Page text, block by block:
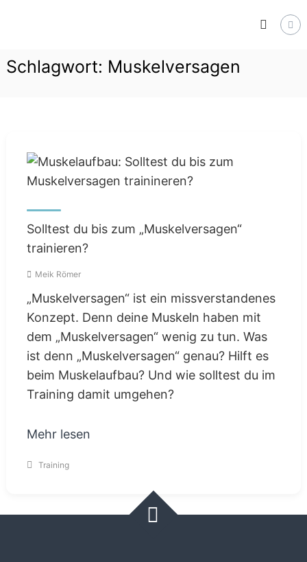
mit
Schlagwort: Muskelversagen
Solltest du bis zum „Muskelversagen“
trainieren?
Meik Römer
„Muskelversagen“ ist ein missverstandenes
Konzept. Denn deine Muskeln haben mit
dem „Muskelversagen“ wenig zu tun. Was
ist denn „Muskelversagen“ genau? Hilft es
beim Muskelaufbau? Und wie solltest du im
Training damit umgehen?
Mehr lesen
Training